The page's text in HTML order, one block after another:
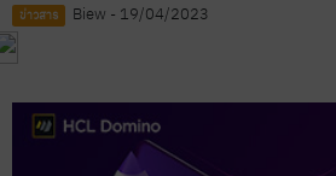
ข่าวสาร Biew - 19/04/2023